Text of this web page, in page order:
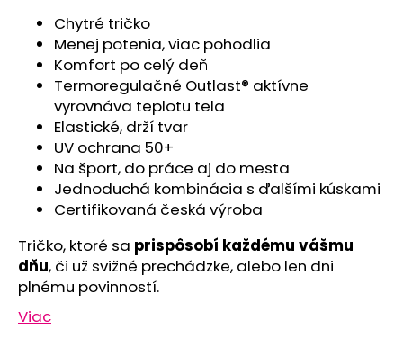
Chytré tričko
Menej potenia, viac pohodlia
Komfort po celý deň
Termoregulačné Outlast® aktívne
vyrovnáva teplotu tela
Elastické, drží tvar
UV ochrana 50+
Na šport, do práce aj do mesta
Jednoduchá kombinácia s ďalšími kúskami
Certifikovaná česká výroba
Tričko, ktoré sa prispôsobí každému vášmu
dňu, či už svižné prechádzke, alebo len dni
plnému povinností.
Viac
POLODUPAČKY
OUTLAST®
MELÍR
€16,76